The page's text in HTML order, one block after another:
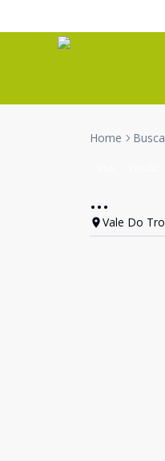
Home
...
Vale Do